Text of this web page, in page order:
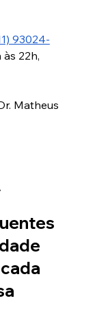
93024-
22h,
Matheus